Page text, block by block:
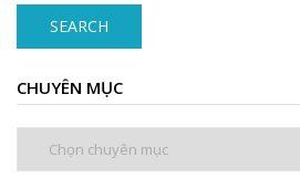
SEARCH
CHUYÊN MỤC